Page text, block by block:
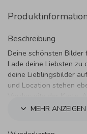
Beschreibung
Deine schönsten Bilder
Lade deine Liebsten zu
deine Lieblingsbilder
und Location stehen
Karte, kannst du noch
MEHR ANZEIGEN